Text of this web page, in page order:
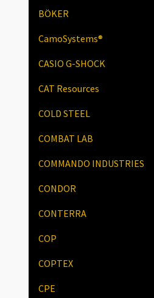
BÖKER
CamoSystems®
CASIO G-SHOCK
CAT Resources
COLD STEEL
COMBAT LAB
COMMANDO INDUSTRIES
CONDOR
CONTERRA
COP
COPTEX
CPE